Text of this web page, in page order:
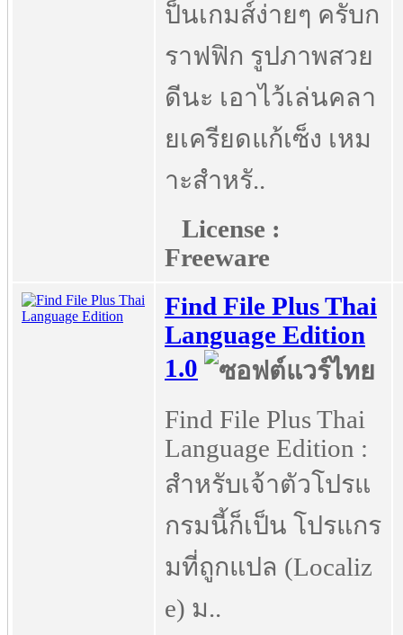
ป็นเกมส์ง่ายๆ ครับก
ราฟฟิก รูปภาพสวย
ดีนะ เอาไว้เล่นคลา
ยเครียดแก้เซ็ง เหม
าะสำหรั..
License :
Freeware
Find File Plus Thai
Language Edition
1.0
Find File Plus Thai
Language Edition :
สำหรับเจ้าตัวโปรแ
กรมนี้ก็เป็น โปรแกร
มที่ถูกแปล (Localiz
e) ม..